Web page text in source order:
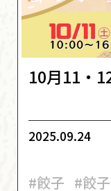
10月11・
2025.09.24
#餃子 #餃